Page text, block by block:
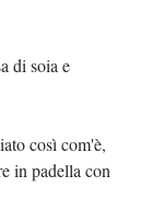
di soia e
così com'è,
in padella con